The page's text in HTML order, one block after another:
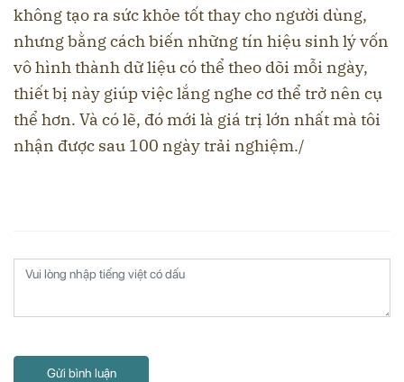
không tạo ra sức khỏe tốt thay cho người dùng,
nhưng bằng cách biến những tín hiệu sinh lý vốn
vô hình thành dữ liệu có thể theo dõi mỗi ngày,
thiết bị này giúp việc lắng nghe cơ thể trở nên cụ
thể hơn. Và có lẽ, đó mới là giá trị lớn nhất mà tôi
nhận được sau 100 ngày trải nghiệm./
Gửi bình luận